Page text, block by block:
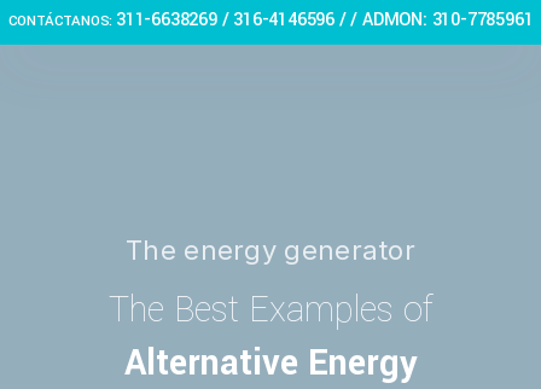
CONTÁCTANOS: 311-6638269 /316-4146596 / / ADMON: 310-7785961
The energy generator
The Best Examples of
Alternative Energy